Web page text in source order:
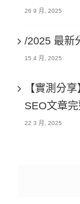
26 9 月, 2025
/2025 最新
15 4 月, 2025
【實測分
SEO文章
22 3 月, 2025